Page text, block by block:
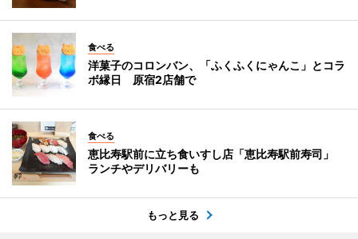
食べる
洋菓子のコロンバン、「ふくふくにゃんこ」とコラ
ボ縁日 原宿2店舗で
食べる
恵比寿駅前に立ち食いすし店「恵比寿駅前寿司」
ランチやデリバリーも
もっと見る